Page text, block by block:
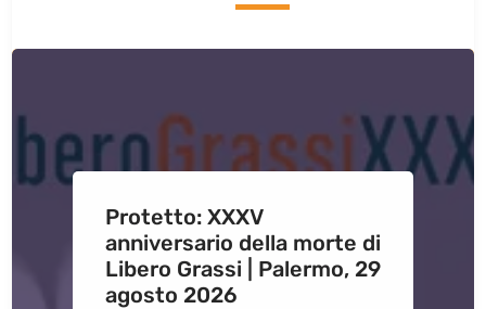
Protetto: XXXV
anniversario della morte di
Libero Grassi | Palermo, 29
agosto 2026